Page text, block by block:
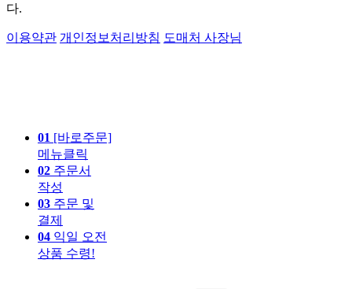
다.
이용약관 개인정보처리방침 도매처 사장님
01 [바로주문]
메뉴클릭
02 주문서
작성
03 주문 및
결제
04 익일 오전
상품 수령!